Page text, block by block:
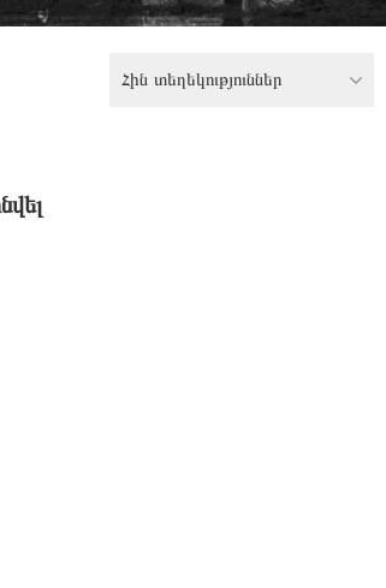
Հին տեղեկություններ